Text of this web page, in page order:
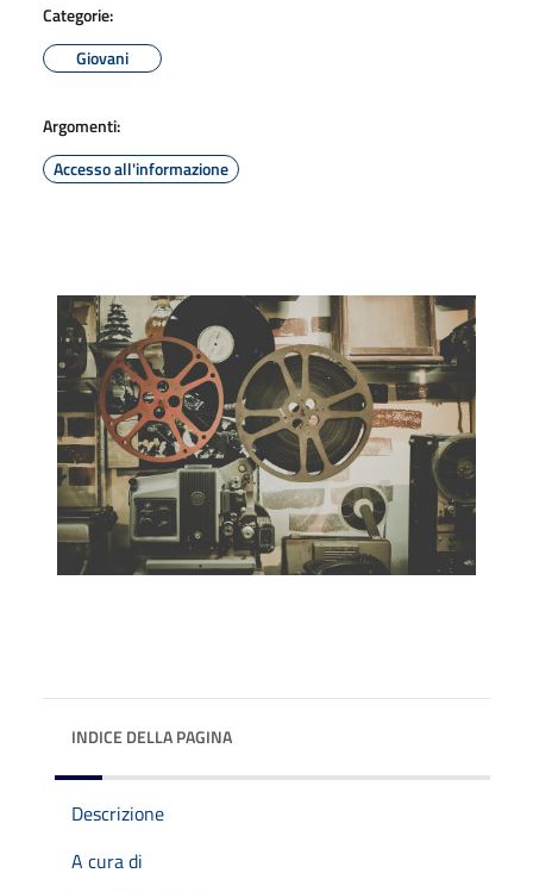
Categorie:
Giovani
Argomenti:
Accesso all'informazione
INDICE DELLA PAGINA
Descrizione
A cura di